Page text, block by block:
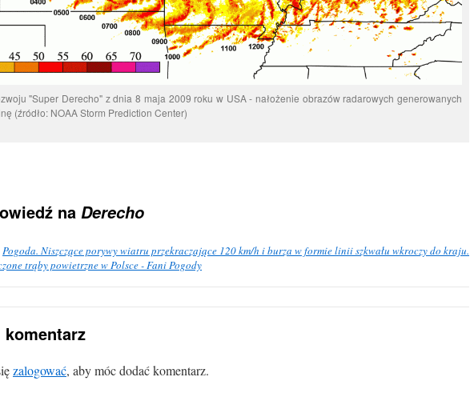
"Super Derecho" z dnia 8 maja 2009 roku w USA - nałożenie obrazów radarowych generowanych
(źródło: NOAA Storm Prediction Center)
na Derecho
Pogoda. Niszczące porywy wiatru przekraczające 120 km/h i burza w formie linii szkwału wkroczy do kraju.
trąby powietrzne w Polsce - Fani Pogody
komentarz
zalogować, aby móc dodać komentarz.